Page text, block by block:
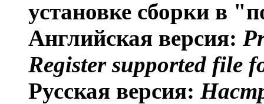
установке сборки в
Английская версия:
Register supported file
Русская версия: